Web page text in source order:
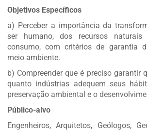
Objetivos Específicos
a) Perceber a importância da
ser humano, dos recursos
consumo, com critérios de garantia
meio ambiente.
b) Compreender que é preciso garantir
quanto indústrias adequem seus
preservação ambiental e o
Público-alvo
Engenheiros, Arquitetos, Geólogos,